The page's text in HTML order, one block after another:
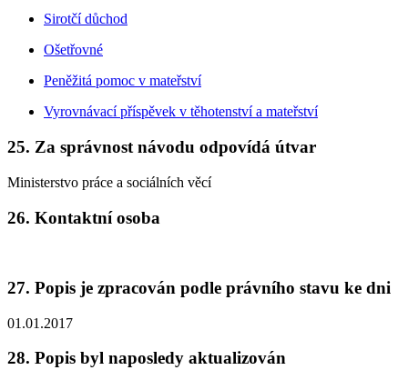
Sirotčí důchod
Ošetřovné
Peněžitá pomoc v mateřství
Vyrovnávací příspěvek v těhotenství a mateřství
25. Za správnost návodu odpovídá útvar
Ministerstvo práce a sociálních věcí
26. Kontaktní osoba
27. Popis je zpracován podle právního stavu ke dni
01.01.2017
28. Popis byl naposledy aktualizován